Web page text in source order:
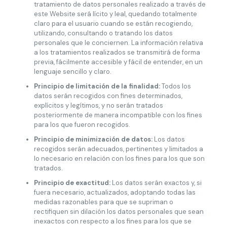
tratamiento de datos personales realizado a través de
este Website será lícito y leal, quedando totalmente
claro para el usuario cuando se están recogiendo,
utilizando, consultando o tratando los datos
personales que le conciernen. La información relativa
a los tratamientos realizados se transmitirá de forma
previa, fácilmente accesible y fácil de entender, en un
lenguaje sencillo y claro.
Principio de limitación de la finalidad:Todos los
datos serán recogidos con fines determinados,
explícitos y legítimos, y no serán tratados
posteriormente de manera incompatible con los fines
para los que fueron recogidos.
Principio de minimización de datos: Los datos
recogidos serán adecuados, pertinentes y limitados a
lo necesario en relación con los fines para los que son
tratados.
Principio de exactitud:Los datos serán exactos y, si
fuera necesario, actualizados, adoptando todas las
medidas razonables para que se supriman o
rectifiquen sin dilación los datos personales que sean
inexactos con respecto a los fines para los que se